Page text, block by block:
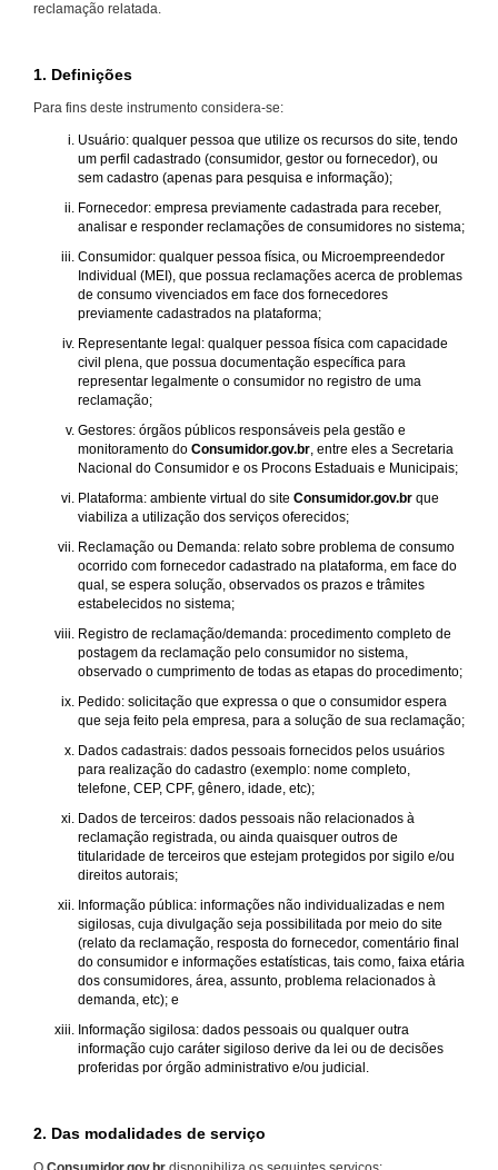
reclamação relatada.
1. Definições
Para fins deste instrumento considera-se:
Usuário: qualquer pessoa que utilize os recursos do site, tendo
um perfil cadastrado (consumidor, gestor ou fornecedor), ou
sem cadastro (apenas para pesquisa e informação);
Fornecedor: empresa previamente cadastrada para receber,
analisar e responder reclamações de consumidores no sistema;
Consumidor: qualquer pessoa física, ou Microempreendedor
Individual (MEI), que possua reclamações acerca de problemas
de consumo vivenciados em face dos fornecedores
previamente cadastrados na plataforma;
Representante legal: qualquer pessoa física com capacidade
civil plena, que possua documentação específica para
representar legalmente o consumidor no registro de uma
reclamação;
Gestores: órgãos públicos responsáveis pela gestão e
monitoramento do Consumidor.gov.br, entre eles a Secretaria
Nacional do Consumidor e os Procons Estaduais e Municipais;
Plataforma: ambiente virtual do site Consumidor.gov.br que
viabiliza a utilização dos serviços oferecidos;
Reclamação ou Demanda: relato sobre problema de consumo
ocorrido com fornecedor cadastrado na plataforma, em face do
qual, se espera solução, observados os prazos e trâmites
estabelecidos no sistema;
Registro de reclamação/demanda: procedimento completo de
postagem da reclamação pelo consumidor no sistema,
observado o cumprimento de todas as etapas do procedimento;
Pedido: solicitação que expressa o que o consumidor espera
que seja feito pela empresa, para a solução de sua reclamação;
Dados cadastrais: dados pessoais fornecidos pelos usuários
para realização do cadastro (exemplo: nome completo,
telefone, CEP, CPF, gênero, idade, etc);
Dados de terceiros: dados pessoais não relacionados à
reclamação registrada, ou ainda quaisquer outros de
titularidade de terceiros que estejam protegidos por sigilo e/ou
direitos autorais;
Informação pública: informações não individualizadas e nem
sigilosas, cuja divulgação seja possibilitada por meio do site
(relato da reclamação, resposta do fornecedor, comentário final
do consumidor e informações estatísticas, tais como, faixa etária
dos consumidores, área, assunto, problema relacionados à
demanda, etc); e
Informação sigilosa: dados pessoais ou qualquer outra
informação cujo caráter sigiloso derive da lei ou de decisões
proferidas por órgão administrativo e/ou judicial.
2. Das modalidades de serviço